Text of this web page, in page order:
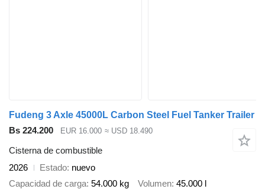
Fudeng 3 Axle 45000L Carbon Steel Fuel Tanker Trailer
Bs 224.200
EUR 16.000 ≈ USD 18.490
Cisterna de combustible
2026
Estado nuevo
Capacidad de carga 54.000 kg Volumen 45.000 l